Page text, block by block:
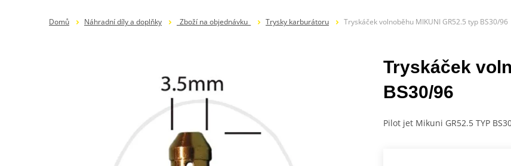
Domů Náhradní díly a doplňky _Zboží na objednávku_ Trysky karburátoru Tryskáček volnoběhu MIKUNI GR52.5 typ BS30/96
Tryskáček
BS30/96
Pilot jet Mikuni GR52.5 TYP